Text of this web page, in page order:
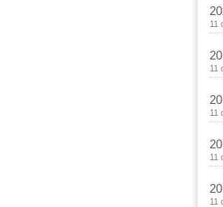
11
11
11
11
11